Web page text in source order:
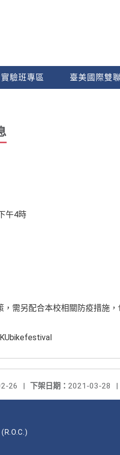
實驗班專區 臺美國際雙
午4時
需另配合本校相關防疫措施
下架日期： 2021-03-28 |
26 |